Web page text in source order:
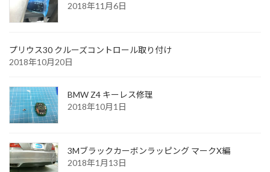
2018年11月6日
プリウス30 クルーズコントロール取り付け
2018年10月20日
BMW Z4 キーレス修理
2018年10月1日
3Mブラックカーボンラッピング マークX編
2018年1月13日